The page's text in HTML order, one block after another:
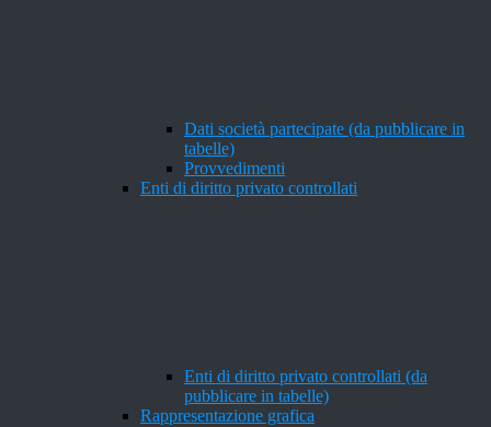
Dati società partecipate (da pubblicare in
tabelle)
Provvedimenti
Enti di diritto privato controllati
Enti di diritto privato controllati (da
pubblicare in tabelle)
Rappresentazione grafica